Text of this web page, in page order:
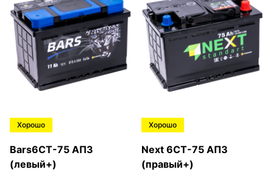
Хорошо
Bars6СТ-75 АПЗ
(левый+)
Хорошо
Next 6СТ-75 АПЗ
(правый+)